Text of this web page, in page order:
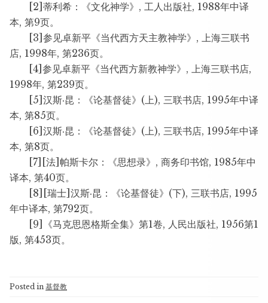
[2]蒂利希：《文化神学》, 工人出版社, 1988年中译
本, 第9页。
[3]参见卓新平《当代西方天主教神学》, 上海三联书
店, 1998年, 第236页。
[4]参见卓新平《当代西方新教神学》, 上海三联书店,
1998年, 第239页。
[5]汉斯·昆：《论基督徒》(上), 三联书店, 1995年中译
本, 第85页。
[6]汉斯·昆：《论基督徒》(上), 三联书店, 1995年中译
本, 第8页。
[7][法]帕斯卡尔：《思想录》, 商务印书馆, 1985年中
译本, 第40页。
[8][瑞士]汉斯·昆：《论基督徒》(下), 三联书店, 1995
年中译本, 第792页。
[9]《马克思恩格斯全集》第1卷, 人民出版社, 1956第1
版, 第453页。
Posted in 基督教